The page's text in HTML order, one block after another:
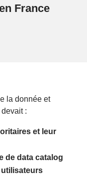
France
la donnée et
:
et leur
de data catalog